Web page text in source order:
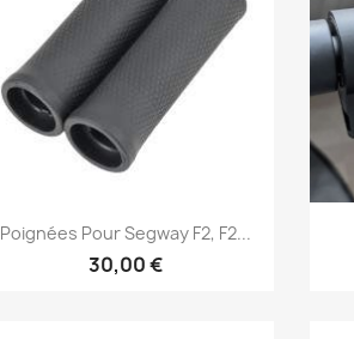
Aperçu rapide
Poignées Pour Segway F2, F2...
30,00 €